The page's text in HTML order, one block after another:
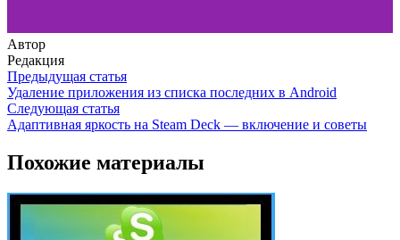
Автор
Редакция
Предыдущая статья
Удаление приложения из списка последних в Android
Следующая статья
Адаптивная яркость на Steam Deck — включение и советы
Похожие материалы